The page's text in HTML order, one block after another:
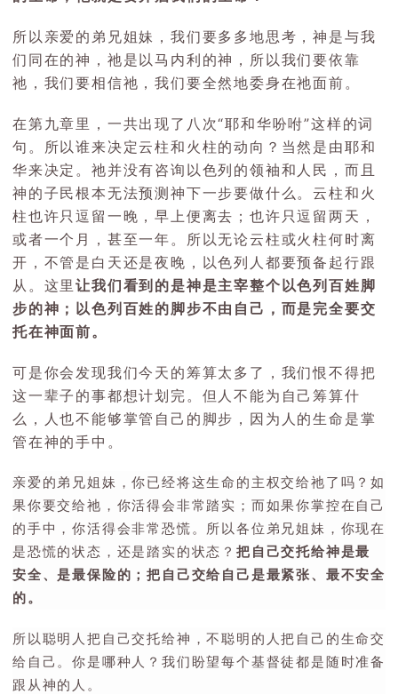
所以亲爱的弟兄姐妹，我们要多多地思考，神是与我
们同在的神，祂是以马内利的神，所以我们要依靠
祂，我们要相信祂，我们要全然地委身在祂面前。
在第九章里，一共出现了八次“耶和华吩咐”这样的词
句。所以谁来决定云柱和火柱的动向？当然是由耶和
华来决定。祂并没有咨询以色列的领袖和人民，而且
神的子民根本无法预测神下一步要做什么。云柱和火
柱也许只逗留一晚，早上便离去；也许只逗留两天，
或者一个月，甚至一年。所以无论云柱或火柱何时离
开，不管是白天还是夜晚，以色列人都要预备起行跟
从。这里让我们看到的是神是主宰整个以色列百姓脚
步的神；以色列百姓的脚步不由自己，而是完全要交
托在神面前。
可是你会发现我们今天的筹算太多了，我们恨不得把
这一辈子的事都想计划完。但人不能为自己筹算什
么，人也不能够掌管自己的脚步，因为人的生命是掌
管在神的手中。
亲爱的弟兄姐妹，你已经将这生命的主权交给祂了吗？如
果你要交给祂，你活得会非常踏实；而如果你掌控在自己
的手中，你活得会非常恐慌。所以各位弟兄姐妹，你现在
是恐慌的状态，还是踏实的状态？把自己交托给神是最
安全、是最保险的；把自己交给自己是最紧张、最不安全
的。
所以聪明人把自己交托给神，不聪明的人把自己的生命交
给自己。你是哪种人？我们盼望每个基督徒都是随时准备
跟从神的人。